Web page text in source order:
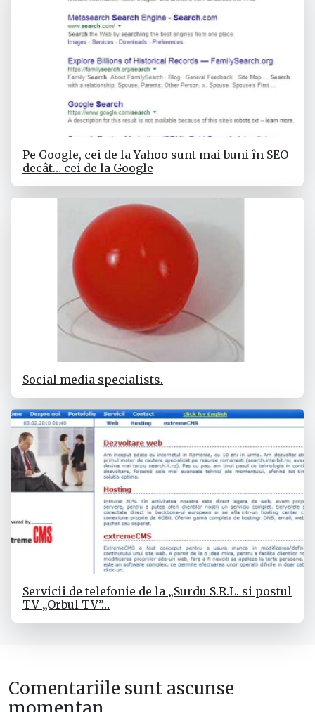
Pe Google, cei de la Yahoo sunt mai buni în SEO
decât… cei de la Google
Social media specialists.
Servicii de telefonie de la „Surdu S.R.L. si postul
TV „Orbul TV”…
Comentariile sunt ascunse